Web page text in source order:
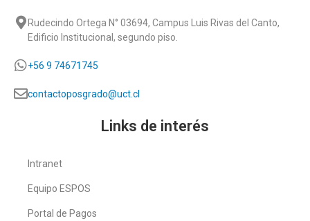
Rudecindo Ortega N° 03694, Campus Luis Rivas del Canto,
Edificio Institucional, segundo piso.
+56 9 74671745
contactoposgrado@uct.cl
Links de interés
Intranet
Equipo ESPOS
Portal de Pagos